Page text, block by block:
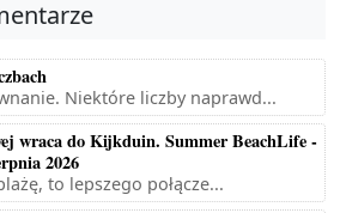
Niektóre liczby naprawd...
wraca do Kijkduin. Summer BeachLife -
2026
to lepszego połącze...